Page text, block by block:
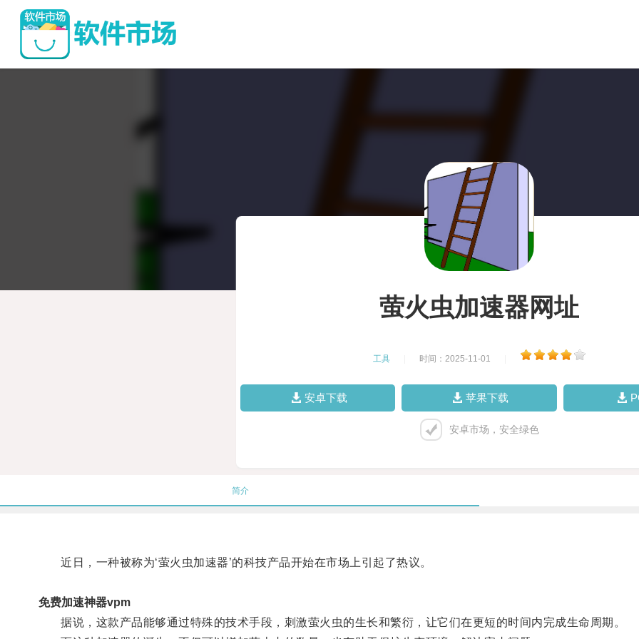
萤火虫加速器网址
工具 时间：2025-11-01
安卓下载 苹果下载
安卓市场，安全绿色
简介
近日，一种被称为‘萤火虫加速器’的科技产品开始在市场上引起了热议。
免费加速神器vpm
据说，这款产品能够通过特殊的技术手段，刺激萤火虫的生长和繁衍，让它们在更短的时间内完成生命周期。